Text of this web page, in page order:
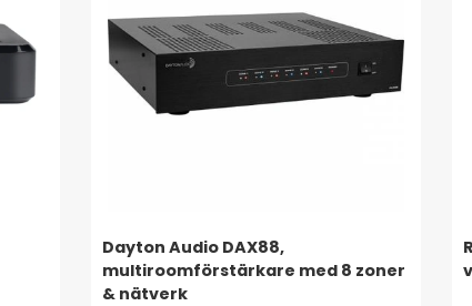
Dayton Audio DAX88,
multiroomförstärkare med 8 zoner
& nätverk